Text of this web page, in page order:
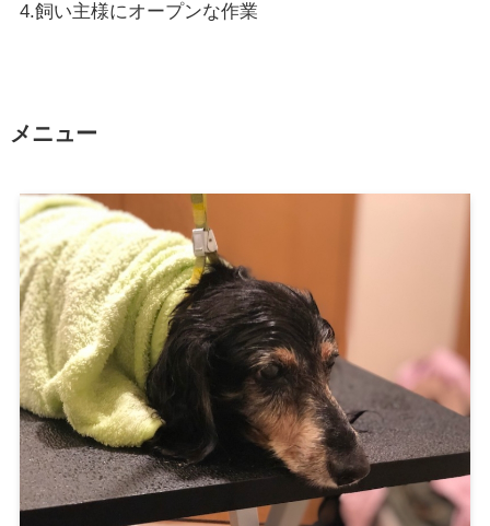
4.飼い主様にオープンな作業
メニュー